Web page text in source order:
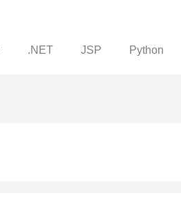
.NET JSP Python